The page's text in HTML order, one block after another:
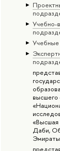
Учебно-
Учебные
высшего
«Высшая
Даби,
Эмираты